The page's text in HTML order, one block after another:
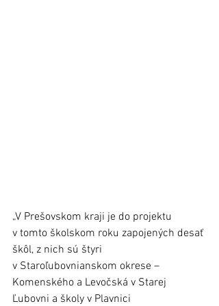
„V Prešovskom kraji je do projektu
v tomto školskom roku zapojených desať
škôl, z nich sú štyri
v Staroľubovnianskom okrese –
Komenského a Levočská v Starej
Ľubovni a školy v Plavnici